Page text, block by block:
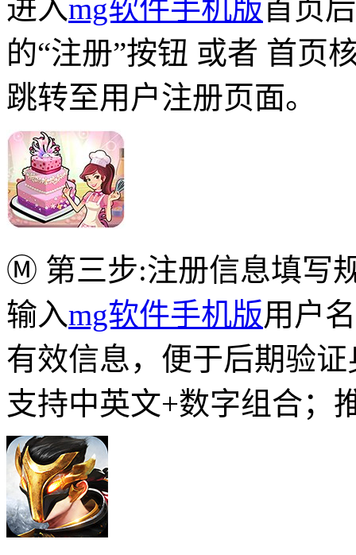
进入mg软件手机版首页
的“注册”按钮 或者 首页
跳转至用户注册页面。
Ⓜ 第三步:注册信息填写
输入mg软件手机版用户
有效信息，便于后期验
支持中英文+数字组合；